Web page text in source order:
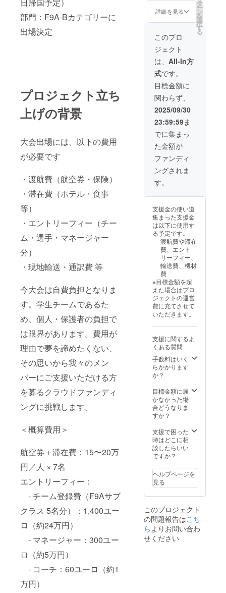
日帰国予定）
部門：F9A-Bカテゴリーに
出場決定
プロジェクト立ち
上げの背景
大会出場には、以下の費用
が必要です
・渡航費（航空券・保険）
・滞在費（ホテル・食事
等）
・エントリーフィー（チー
ム・選手・マネージャー
分）
・現地輸送・通訳費 等
今大会は自費負担となりま
す。学生チームであるた
め、個人・保護者の負担で
は限界があります。費用が
理由で夢を諦めたくない、
その思いから我々のメン
バーにご支援いただける方
を募るクラウドファンディ
ングに挑戦します。
＜概算費用＞
航空券＋滞在費：15〜20万
円／人 × 7名
エントリーフィー：
- チーム登録費（F9Aサブ
クラス 5名分）：1,400ユー
ロ（約24万円）
- マネージャー：300ユー
ロ（約5万円）
- コーチ：60ユーロ（約1
万円）
ジュ
（内容
量180グ
ラム）
・あず
きポ
ター
ジュ
（内容
量180グ
ラ
ム）・
くりポ
ター
ジュ
（内容
量180グ
ラ
ム）・
えだま
めポ
（内容
ラ
ム）・
マッ
シュ
ルーム
ポター
ジュ
（内容
ラム）
※賞味期
限 製造
日より1
年間 ※
保存方
品は冷
凍品の
た
め、-18
℃以下
してく
ださい
※原材料
及び添
の食品
表示は
お届け
商品の
に表記
されま
す。商
品開封
必ずお
届けの
リター
ンに貼
付され
載を希
望され
るお名
前をご
記入く
ださ
い。ロ
ゴやバ
ナーな
どの画
像の受
け渡し
につい
ては、
プロ
ジェク
ト終了
後にお
送りす
るメー
ルをご
い。
掲載方
法：ロ
ゴ掲載
（コメ
ント等
の文字
は記載
できま
せん）
・注意
事項：
支援
時、必
ず備考
欄に掲
載を希
望され
るお名
前をご
記入く
ださ
ナーな
像の受
け渡し
につい
ては、
プロ
ジェク
ト終了
後にお
るメー
ルをご
確認く
ださ
い。
②（大/
横
306mm
×縦
108mm
） ※
ウェア
ロゴは
ウエア
サイズ
により
多少前
後しま
す ・掲
載期
間：該
当する
大会の
全試合
着用 ・
掲載方
（コメ
の文字
は記載
できま
せん）
・注意
事項：
支援
時、必
欄に掲
載を希
望され
るお名
前をご
記入く
い。ロ
ゴやバ
ナーな
どの画
像の受
につい
ては、
プロ
ジェク
後にお
送りす
るメー
ルをご
ださ
い。
詳細を見る
タ
ー
ン
を
選
択
す
る
このプロ
ジェクト
は、 All-In方
式です。
目標金額に
関わらず、
2025/09/30
23:59:59ま
でに集まっ
た金額が
ファンディ
ングされま
す。
支援金の使い道
集まった支援金
は以下に使用す
る予定です。
渡航費や滞在
費、エント
リーフィー、
輸送費、機材
費
※目標金額を超
えた場合はプロ
ジェクトの運営
費に充てさせて
いただきます。
支援に関するよ
くある質問
手数料はいく
らかかります
か？
目標金額に届
かなかった場
合どうなりま
すか？
支援で困った
時はどこに相
談したらいい
ですか？
ヘルプページを
見る
このプロジェクト
の問題報告はこち
ら よりお問い合わ
せください